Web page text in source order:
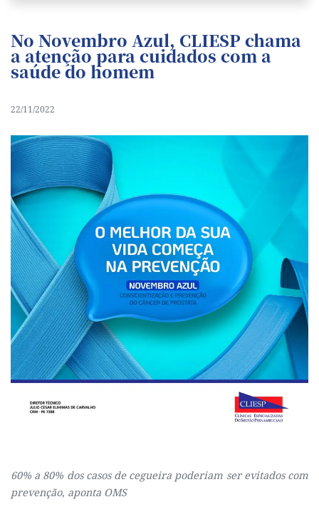
No Novembro Azul, CLIESP chama
a atenção para cuidados com a
saúde do homem
22/11/2022
60% a 80% dos casos de cegueira poderiam ser evitados com
prevenção, aponta OMS